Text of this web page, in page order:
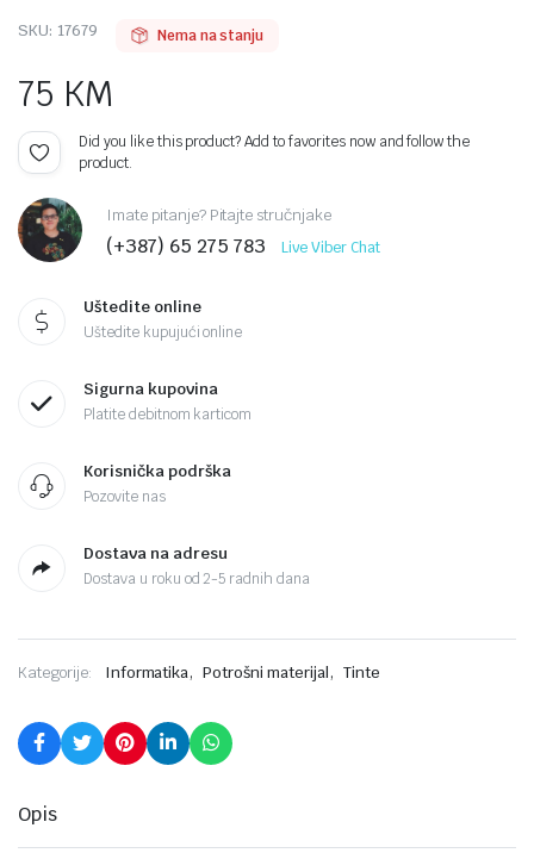
SKU: 17679 Nema na stanju
75 KM
Did you like this product? Add to favorites now and follow the
product.
Imate pitanje? Pitajte stručnjake
(+387) 65 275 783 Live Viber Chat
Uštedite online
Uštedite kupujući online
Sigurna kupovina
Platite debitnom karticom
Korisnička podrška
Pozovite nas
Dostava na adresu
Dostava u roku od 2-5 radnih dana
Kategorije: Informatika, Potrošni materijal, Tinte
Opis